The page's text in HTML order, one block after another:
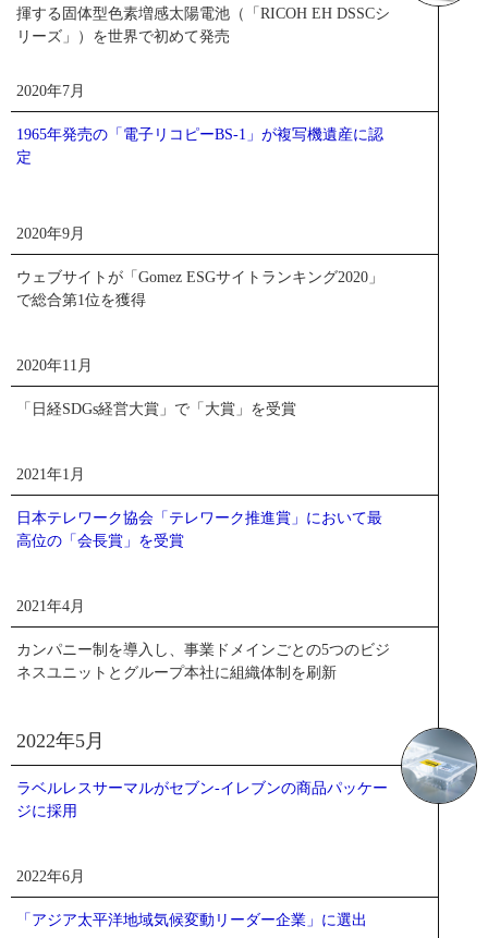
揮する固体型色素増感太陽電池（「RICOH EH DSSCシ
リーズ」）を世界で初めて発売
2020年7月
1965年発売の「電子リコピーBS-1」が複写機遺産に認
定
2020年9月
ウェブサイトが「Gomez ESGサイトランキング2020」
で総合第1位を獲得
2020年11月
「日経SDGs経営大賞」で「大賞」を受賞
2021年1月
日本テレワーク協会「テレワーク推進賞」において最
高位の「会長賞」を受賞
2021年4月
カンパニー制を導入し、事業ドメインごとの5つのビジ
ネスユニットとグループ本社に組織体制を刷新
2022年5月
ラベルレスサーマルがセブン-イレブンの商品パッケー
ジに採用
2022年6月
「アジア太平洋地域気候変動リーダー企業」に選出